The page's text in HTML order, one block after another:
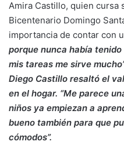
Amira Castillo, quien cursa
Bicentenario Domingo
importancia de contar con
porque nunca había
mis tareas me sirve
Diego Castillo resaltó el
en el hogar. “Me parece
niños ya empiezan a
bueno también para que
cómodos”.